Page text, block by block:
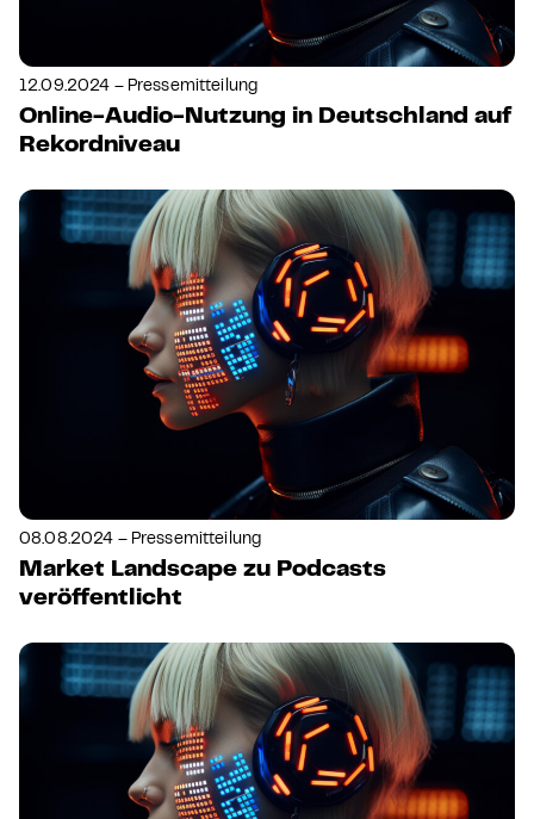
12.09.2024 – Pressemitteilung
Online-Audio-Nutzung in Deutschland auf
Rekordniveau
08.08.2024 – Pressemitteilung
Market Landscape zu Podcasts
veröffentlicht